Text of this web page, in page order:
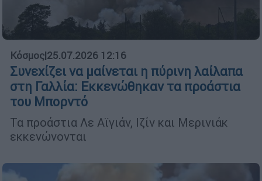
Κόσμος|25.07.2026 12:16
Συνεχίζει να μαίνεται η πύρινη λαίλαπα
στη Γαλλία: Εκκενώθηκαν τα προάστια
του Μπορντό
Τα προάστια Λε Αϊγιάν, Ιζίν και Μερινιάκ
εκκενώνονται